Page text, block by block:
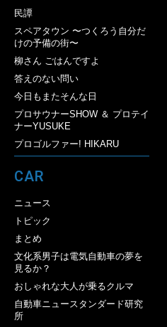
民譚
スペアタウン 〜つくろう自分だ
けの予備の街〜
柳さん ごはんですよ
答えのない問い
今日もまたそんな日
プロサウナーSHOW ＆ プロテイ
ナーYUSUKE
プロゴルファー! HIKARU
CAR
ニュース
トピック
まとめ
文化系男子は電気自動車の夢を
見るか？
おしゃれな大人が乗るクルマ
自動車ニュースタンダード研究
所